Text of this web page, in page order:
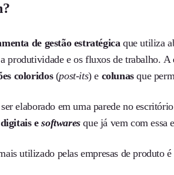
de gestão estratégicaque utiliza
produtividade e os fluxos de trabalho. A
coloridos(post-its) ecolunasque
elaborado em uma parede no
esoftwares que já vem com essa
utilizado pelas empresas de produto